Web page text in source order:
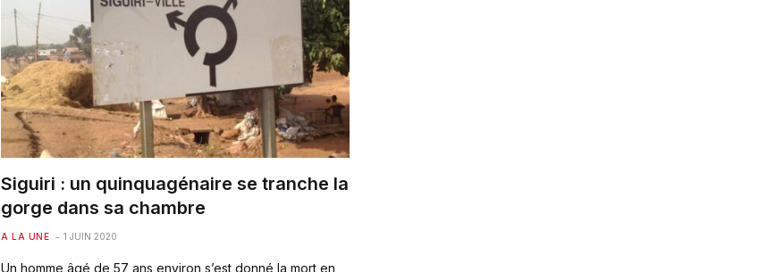
Siguiri : un quinquagénaire se tranche la
gorge dans sa chambre
A LA UNE 1 JUIN 2020
Un homme âgé de 57 ans environ s’est donné la mort en